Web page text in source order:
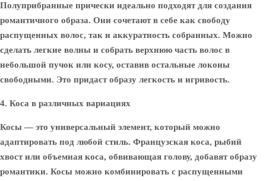
Полуприбранные прически идеально подходят для создания
романтичного образа. Они сочетают в себе как свободу
распущенных волос, так и аккуратность собранных. Можно
сделать легкие волны и собрать верхнюю часть волос в
небольшой пучок или косу, оставив остальные локоны
свободными. Это придаст образу легкость и игривость.
4. Коса в различных вариациях
Косы — это универсальный элемент, который можно
адаптировать под любой стиль. Французская коса, рыбий
хвост или объемная коса, обвивающая голову, добавят образу
романтики. Косы можно комбинировать с распущенными